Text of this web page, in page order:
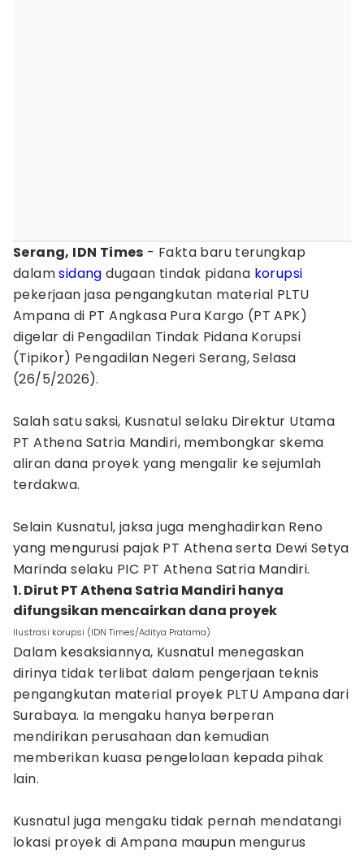
Serang, IDN Times - Fakta baru terungkap
dalamsidang dugaan tindak pidana korupsi
pekerjaan jasa pengangkutan material PLTU
Ampana di PT Angkasa Pura Kargo (PT APK)
digelar di Pengadilan Tindak Pidana Korupsi
(Tipikor) Pengadilan Negeri Serang, Selasa
(26/5/2026).
Salah satu saksi, Kusnatul selaku Direktur Utama
PT Athena Satria Mandiri, membongkar skema
aliran dana proyek yang mengalir ke sejumlah
terdakwa.
Selain Kusnatul, jaksa juga menghadirkan Reno
yang mengurusi pajak PT Athena serta Dewi Setya
Marinda selaku PIC PT Athena Satria Mandiri.
1. Dirut PT Athena Satria Mandiri hanya
difungsikan mencairkan dana proyek
Ilustrasi korupsi (IDN Times/Aditya Pratama)
Dalam kesaksiannya, Kusnatul menegaskan
dirinya tidak terlibat dalam pengerjaan teknis
pengangkutan material proyek PLTU Ampana dari
Surabaya. Ia mengaku hanya berperan
mendirikan perusahaan dan kemudian
memberikan kuasa pengelolaan kepada pihak
lain.
Kusnatul juga mengaku tidak pernah mendatangi
lokasi proyek di Ampana maupun mengurus